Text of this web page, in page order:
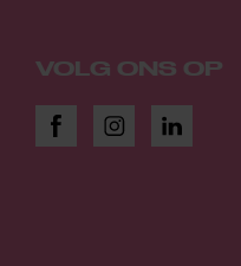
VOLG ONS OP